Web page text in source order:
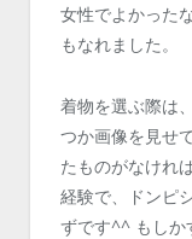
女性でよかった
もなれました。
着物を選ぶ際は
つか画像を見せ
たものがなけれ
経験で、ドンピ
ずです^^ もしか